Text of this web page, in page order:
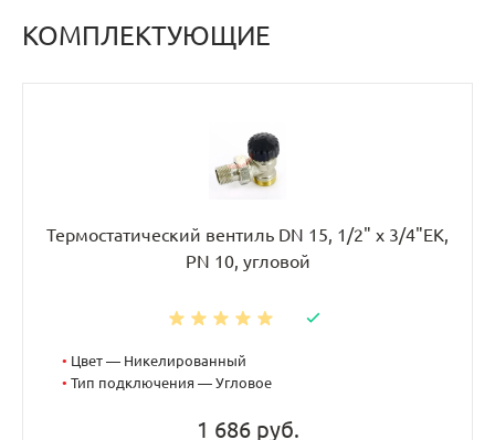
КОМПЛЕКТУЮЩИЕ
Термостатический вентиль DN 15, 1/2" х 3/4"EK,
PN 10, угловой
• Цвет — Никелированный
• Тип подключения — Угловое
1 686 руб.